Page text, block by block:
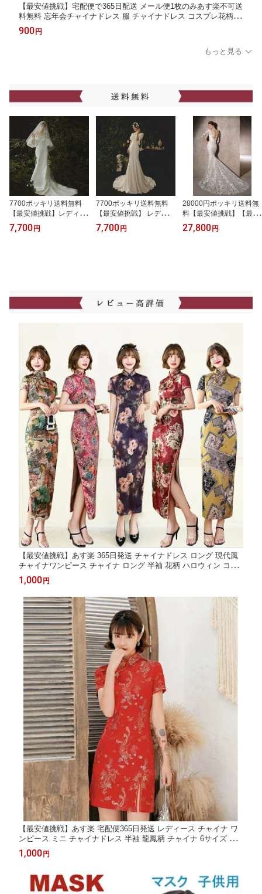
【最安値挑戦】宅配便で365日配送 メール便1枚のみあす楽不可送
料無料 忘年会チャイナドレス 服 チャイナドレス コスプレ花柄の
チャイナドレス ロング丈チャイナドレス 無袖ハロウィン S〜X
XL大きサイズシルクタッチ 仮装
900円
もっと見る
7700ポッキリ送料無料
【最安値挑戦】レディー
ス ウエディングドレス
二次会 ウエディングドレ
7,700 円
7700ポッキリ送料無料
【最安値挑戦】 レディー
ス ウエディングドレス
二次会 ウエディングドレ
7,700 円
28000円ポッキリ送料無
料【最安値挑戦】【最安
値挑戦】レディース ウェ
ディングドレス ドレス
27,800 円
【最安値挑戦】あす楽 365日発送 チャイナドレス ロング 現代風
チャイナワンピース チャイナ ロング 半袖 花柄 ハロウィン コス
プレ コスチューム 春 夏 秋 冬 S M L LL LLL XL XXL
1,000円
【最安値挑戦】あす楽 宅配便365日発送 レディース チャイナ ワ
ンピース ミニ チャイナドレス 半袖 龍鳳柄 チャイナ 6サイズ S-X
XXL 7色 ネイビー 赤 黒 ブルー ピンク ベージュ 黒紅
1,000円